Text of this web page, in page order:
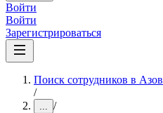
Войти
Войти
Зарегистрироваться
Поиск сотрудников в
/
... /